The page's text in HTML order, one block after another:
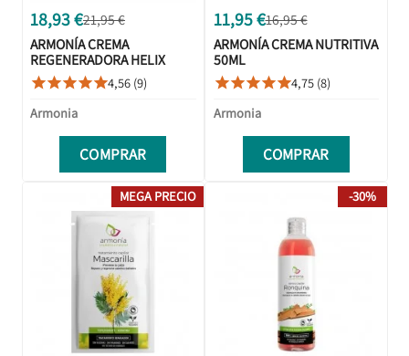
18,93 €21,95 €
ARMONÍA CREMA
REGENERADORA HELIX
50ML
4,56 (9)
Armonia
COMPRAR
11,95 €16,95 €
ARMONÍA CREMA NUTRITIVA
50ML
4,75 (8)
Armonia
COMPRAR
MEGA PRECIO -30%